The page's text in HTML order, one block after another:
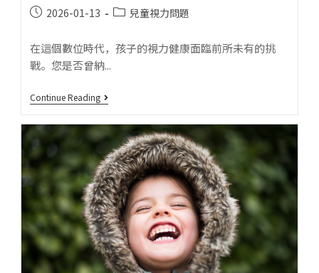
2026-01-13 兒童視力問題
在這個數位時代，孩子的視力健康面臨前所未有的挑
戰。您是否曾納...
Continue Reading